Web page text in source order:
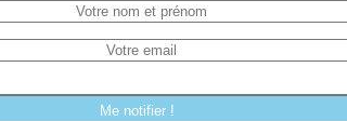
Me notifier !